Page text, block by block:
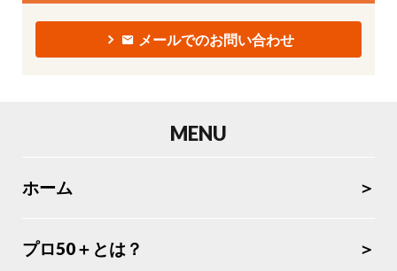
メールでのお問い合わせ
MENU
ホーム
プロ50＋とは？